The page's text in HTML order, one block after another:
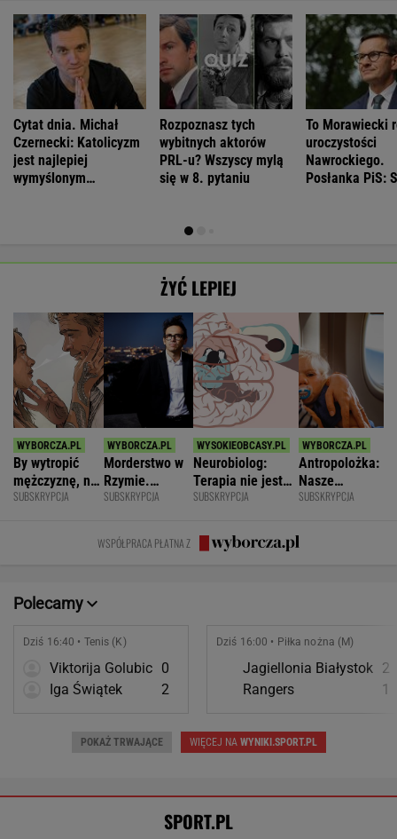
Cytat dnia. Michał
Czernecki: Katolicyzm
jest najlepiej
wymyślonym
Rozpoznasz tych
wybitnych aktorów
PRL-u? Wszyscy mylą
się w 8. pytaniu
To Morawiecki
uroczystości
Nawrockiego.
Posłanka PiS:
ŻYĆ LEPIEJ
By wytropić
mężczyznę, nie
musi nawet
SUBSKRYPCJA
Morderstwo w
Rzymie.
Dlaczego
zniszczyli
swoje życia?
SUBSKRYPCJA
Neurobiolog:
Terapia nie jest
konieczna. Mózg
zmianę
SUBSKRYPCJA
Antropolożka:
Nasze
społeczeństwo
SUBSKRYPCJA
WSPÓŁPRACA PŁATNA Z
Polecamy
Dziś 16:40 • Tenis (K)
Viktorija Golubic 0
Iga Świątek
2
Dziś 16:00 • Piłka nożna (M)
Jagiellonia Białystok 2
Rangers
1
POKAŻ TRWAJĄCE WIĘCEJ NAWYNIKI.SPORT.PL
SPORT.PL